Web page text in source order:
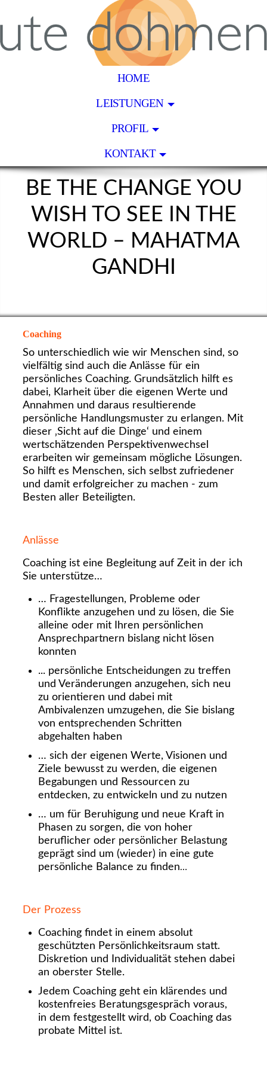
HOME
LEISTUNGEN
PROFIL
KONTAKT
BE THE CHANGE YOU
WISH TO SEE IN THE
WORLD – MAHATMA
GANDHI
Coaching
So unterschiedlich wie wir Menschen sind, so
vielfältig sind auch die Anlässe für ein
persönliches Coaching. Grundsätzlich hilft es
dabei, Klarheit über die eigenen Werte und
Annahmen und daraus resultierende
persönliche Handlungsmuster zu erlangen. Mit
dieser ‚Sicht auf die Dinge‘ und einem
wertschätzenden Perspektivenwechsel
erarbeiten wir gemeinsam mögliche Lösungen.
So hilft es Menschen, sich selbst zufriedener
und damit erfolgreicher zu machen - zum
Besten aller Beteiligten.
Anlässe
Coaching ist eine Begleitung auf Zeit in der ich
Sie unterstütze…
… Fragestellungen, Probleme oder
Konflikte anzugehen und zu lösen, die Sie
alleine oder mit Ihren persönlichen
Ansprechpartnern bislang nicht lösen
konnten
... persönliche Entscheidungen zu treffen
und Veränderungen anzugehen, sich neu
zu orientieren und dabei mit
Ambivalenzen umzugehen, die Sie bislang
von entsprechenden Schritten
abgehalten haben
… sich der eigenen Werte, Visionen und
Ziele bewusst zu werden, die eigenen
Begabungen und Ressourcen zu
entdecken, zu entwickeln und zu nutzen
… um für Beruhigung und neue Kraft in
Phasen zu sorgen, die von hoher
beruflicher oder persönlicher Belastung
geprägt sind um (wieder) in eine gute
persönliche Balance zu finden…
Der Prozess
Coaching findet in einem absolut
geschützten Persönlichkeitsraum statt.
Diskretion und Individualität stehen dabei
an oberster Stelle.
Jedem Coaching geht ein klärendes und
kostenfreies Beratungsgespräch voraus,
in dem festgestellt wird, ob Coaching das
probate Mittel ist.